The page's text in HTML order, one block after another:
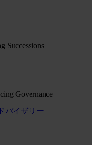
Successions
Governance
バイザリー